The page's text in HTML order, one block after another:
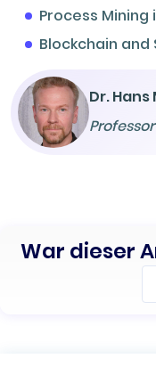
Process Mining
Blockchain and
Dr. Hans
Professor
War dieser